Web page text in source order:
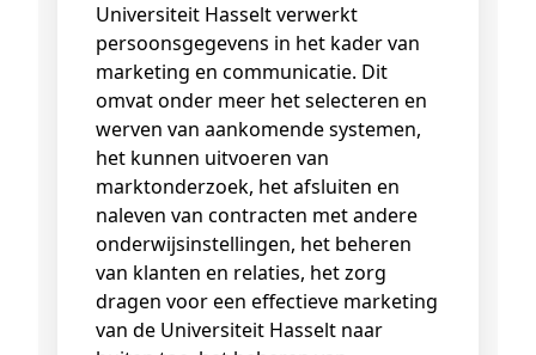
Universiteit Hasselt verwerkt
persoonsgegevens in het kader van
marketing en communicatie. Dit
omvat onder meer het selecteren en
werven van aankomende systemen,
het kunnen uitvoeren van
marktonderzoek, het afsluiten en
naleven van contracten met andere
onderwijsinstellingen, het beheren
van klanten en relaties, het zorg
dragen voor een effectieve marketing
van de Universiteit Hasselt naar